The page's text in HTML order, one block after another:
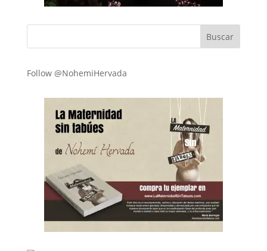
Follow @NohemiHervada